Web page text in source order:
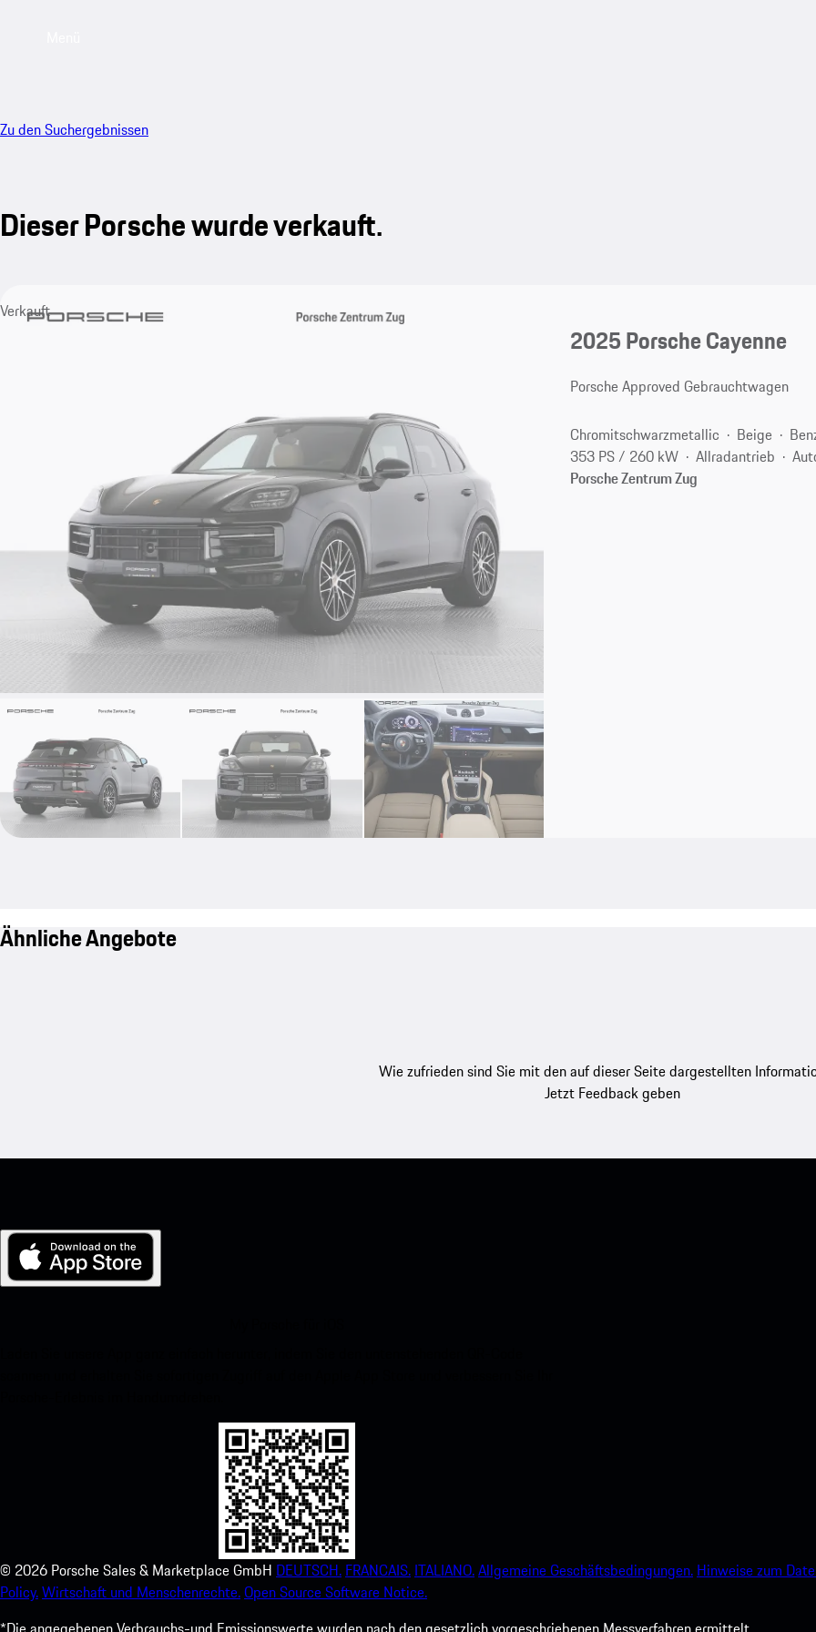
Zu den Suchergebnissen
Dieser Porsche wurde verkauft.
Verkauft
2025 Porsche Cayenne
Porsche Approved Gebrauchtwagen
Chromitschwarzmetallic Beige
353 PS / 260 kW
Allradantrieb
Porsche Zentrum Zug
Ähnliche Angebote
Wie zufrieden sind Sie mit den auf dieser Seite dargestellten
Jetzt Feedback geben
© 2026 Porsche Sales & Marketplace GmbH DEUTSCH. FRANCAIS. ITALIANO.Allgemeine Geschäftsbedingungen. Hinweise zum
Policy.Wirtschaft und Menschenrechte.Open Source Software Notice.